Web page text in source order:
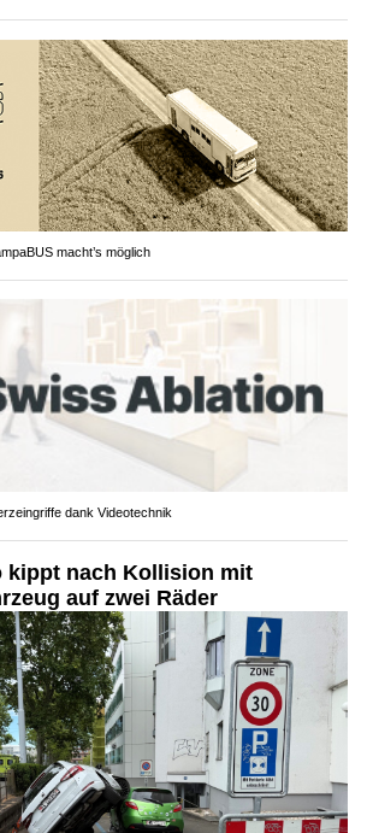
macht’s möglich
dank Videotechnik
kippt nach Kollision mit
auf zwei Räder